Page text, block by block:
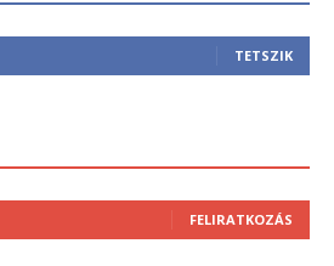
TETSZIK
FELIRATKOZÁS